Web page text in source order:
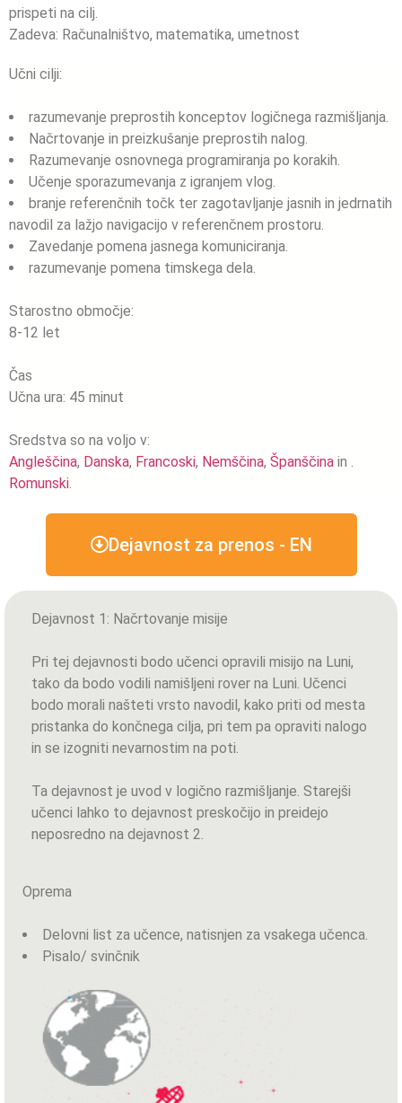
prispeti na cilj.
Zadeva: Računalništvo, matematika, umetnost
Učni cilji:
razumevanje preprostih konceptov logičnega razmišljanja.
Načrtovanje in preizkušanje preprostih nalog.
Razumevanje osnovnega programiranja po korakih.
Učenje sporazumevanja z igranjem vlog.
branje referenčnih točk ter zagotavljanje jasnih in jedrnatih
navodil za lažjo navigacijo v referenčnem prostoru.
Zavedanje pomena jasnega komuniciranja.
razumevanje pomena timskega dela.
Starostno območje:
8-12 let
Čas
Učna ura: 45 minut
Sredstva so na voljo v:
Angleščina, Danska, Francoski, Nemščina, Španščina in .
Romunski
Dejavnost za prenos - EN
Dejavnost 1: Načrtovanje misije
Pri tej dejavnosti bodo učenci opravili misijo na Luni,
tako da bodo vodili namišljeni rover na Luni. Učenci
bodo morali našteti vrsto navodil, kako priti od mesta
pristanka do končnega cilja, pri tem pa opraviti nalogo
in se izogniti nevarnostim na poti.
Ta dejavnost je uvod v logično razmišljanje. Starejši
učenci lahko to dejavnost preskočijo in preidejo
neposredno na dejavnost 2.
Oprema
Delovni list za učence, natisnjen za vsakega učenca.
Pisalo/ svinčnik